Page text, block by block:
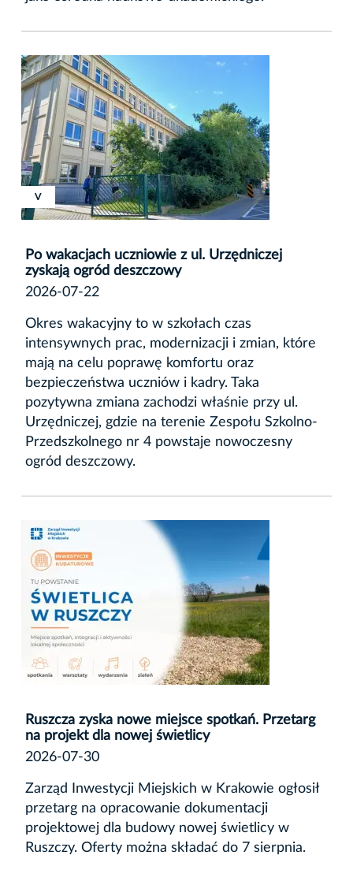
XVIII
XVIII
V
Po wakacjach uczniowie z ul. Urzędniczej
zyskają ogród deszczowy
2026-07-22
Okres wakacyjny to w szkołach czas
intensywnych prac, modernizacji i zmian, które
mają na celu poprawę komfortu oraz
bezpieczeństwa uczniów i kadry. Taka
pozytywna zmiana zachodzi właśnie przy ul.
Urzędniczej, gdzie na terenie Zespołu Szkolno-
Przedszkolnego nr 4 powstaje nowoczesny
ogród deszczowy.
Ruszcza zyska nowe miejsce spotkań. Przetarg
na projekt dla nowej świetlicy
2026-07-30
Zarząd Inwestycji Miejskich w Krakowie ogłosił
przetarg na opracowanie dokumentacji
projektowej dla budowy nowej świetlicy w
Ruszczy. Oferty można składać do 7 sierpnia.